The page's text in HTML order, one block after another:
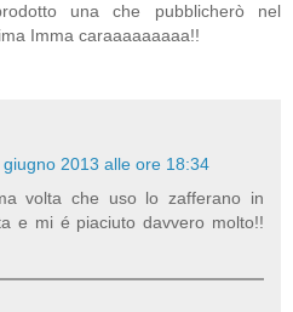
una che pubblicherò nel
Imma caraaaaaaaaa!!
giugno 2013 alle ore 18:34
volta che uso lo zafferano in
e mi é piaciuto davvero molto!!